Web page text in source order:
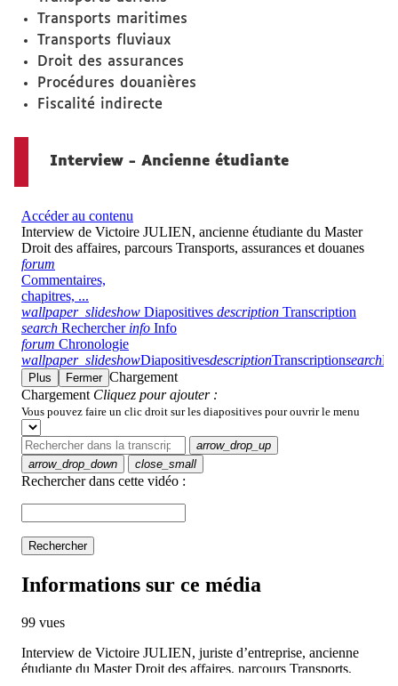
Transports maritimes
Transports fluviaux
Droit des assurances
Procédures douanières
Fiscalité indirecte
Interview - Ancienne étudiante